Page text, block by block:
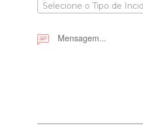
Selecione o Tipo de